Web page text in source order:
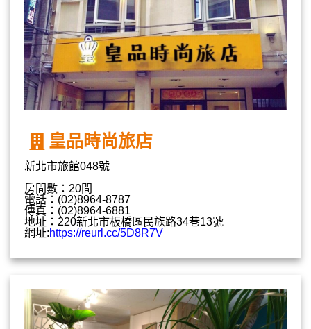
皇品時尚旅店
新北市旅館048號
房間數：20間
電話：(02)8964-8787
傳真：(02)8964-6881
地址：220新北市板橋區民族路34巷13號
網址:https://reurl.cc/5D8R7V